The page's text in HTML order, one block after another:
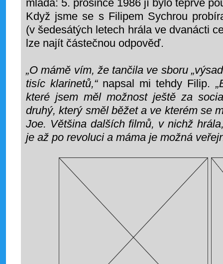
mladá: 5. prosince 1986 jí bylo teprve
Když jsme se s Filipem Sychrou
(v šedesátých letech hrála ve dvanácti
lze najít částečnou odpověď.
„O mámě vím, že tančila ve sboru
tisíc klarinetů,“ napsal mi tehdy Filip.
které jsem měl možnost ještě za
druhý, který směl běžet a ve kterém se
Joe. Většina dalších filmů, v nichž
je až po revoluci a máma je možná